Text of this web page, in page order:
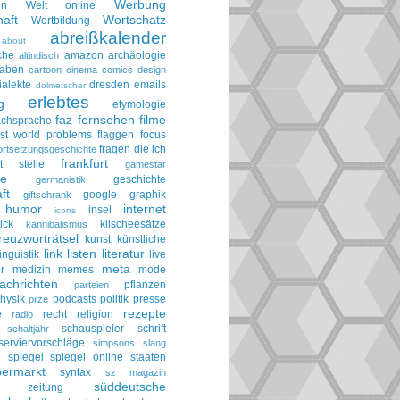
Welt online
Werbung
Wortbildung Wortschatz
about abreißkalender
altindisch amazon archäologie
cartoon cinema comics design
dolmetscher dresden emails
erlebtes
etymologie
faz fernsehen filme
world problems flaggen focus
fragen die ich
stelle
frankfurt gamestar
germanistik geschichte
giftschrank google graphik
humor icons insel internet
kannibalismus klischeesätze
kunst
künstliche
link listen literatur live
medizin memes meta mode
parteien
pflanzen
pilze podcasts politik presse
radio recht religion rezepte
schaltjahr schauspieler
schrift
simpsons slang
spiegel spiegel online staaten
syntax sz magazin
zeitung
süddeutsche